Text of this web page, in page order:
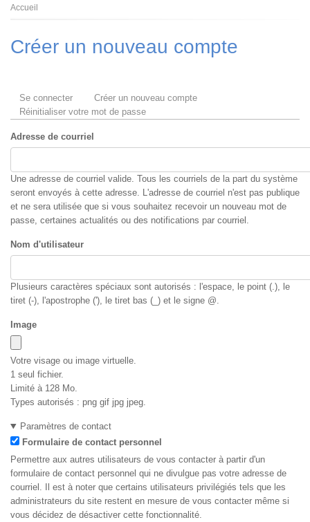
Fil
Accueil
Créer un nouveau compte
Onglets
principaux
Se connecter Créer un nouveau compte
Réinitialiser votre mot de passe
Adresse de courriel
Une adresse de courriel valide. Tous les courriels de la part du système
seront envoyés à cette adresse. L'adresse de courriel n'est pas publique
et ne sera utilisée que si vous souhaitez recevoir un nouveau mot de
passe, certaines actualités ou des notifications par courriel.
Nom d'utilisateur
Plusieurs caractères spéciaux sont autorisés : l'espace, le point (.), le
tiret (-), l'apostrophe ('), le tiret bas (_) et le signe @.
Image
Votre visage ou image virtuelle.
1 seul fichier.
Limité à 128 Mo.
Types autorisés : png gif jpg jpeg.
Paramètres de contact
Formulaire de contact personnel
Permettre aux autres utilisateurs de vous contacter à partir d'un
formulaire de contact personnel qui ne divulgue pas votre adresse de
courriel. Il est à noter que certains utilisateurs privilégiés tels que les
administrateurs du site restent en mesure de vous contacter même si
vous décidez de désactiver cette fonctionnalité.